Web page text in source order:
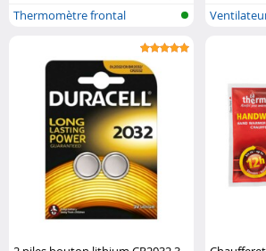
Thermomètre frontal